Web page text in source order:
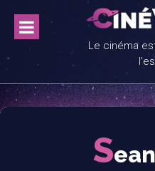
content
Le cinéma
S